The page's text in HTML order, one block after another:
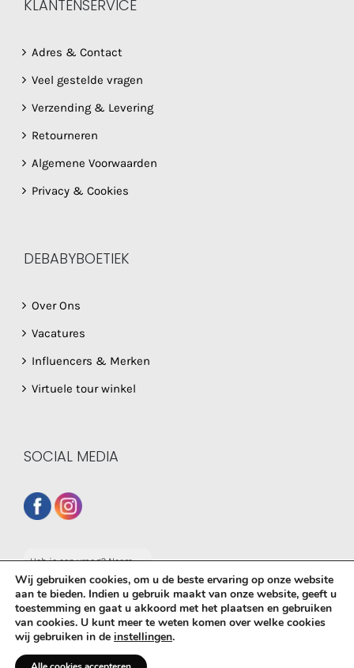
KLANTENSERVICE
Adres & Contact
Veel gestelde vragen
Verzending & Levering
Retourneren
Algemene Voorwaarden
Privacy & Cookies
DEBABYBOETIEK
Over Ons
Vacatures
Influencers & Merken
Virtuele tour winkel
SOCIAL MEDIA
© Copyright 2026 De Babyboetiek | Powered byMplusKASSA
Woocommerce&WooCommerce Kassasysteem
Heb je een vraag? Neem
dan gerust contact op
met onze whatsapp
service!
Wij gebruiken cookies, om u de beste ervaring op onze website
aan te bieden. Indien u gebruik maakt van onze website, geeft u
toestemming en gaat u akkoord met het plaatsen en gebruiken
van cookies. U kunt meer te weten komen over welke cookies
wij gebruiken in de instellingen.